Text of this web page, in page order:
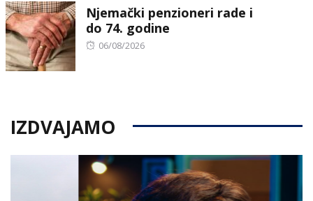
Njemački penzioneri rade i
do 74. godine
Posted
06/08/2026
IZDVAJAMO